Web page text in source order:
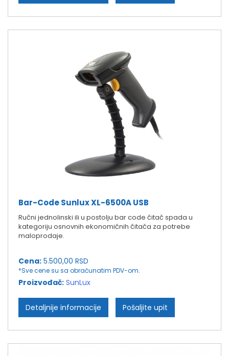
Bar-Code Sunlux XL-6500A USB
Ručni jednolinski ili u postolju bar code čitač spada u
kategoriju osnovnih ekonomičnih čitača za potrebe
maloprodaje.
Cena: 5.500,00 RSD
*Sve cene su sa obračunatim PDV-om.
Proizvođač: SunLux
Detaljnije informacije Pošaljite upit